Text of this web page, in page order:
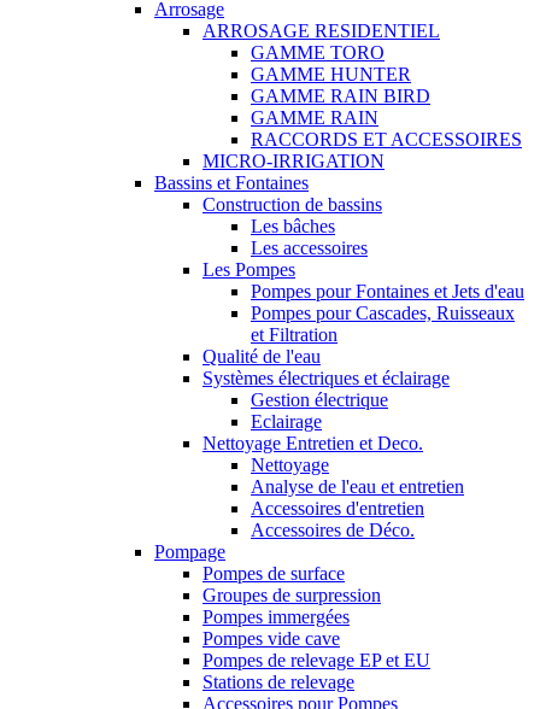
Arrosage
ARROSAGE RESIDENTIEL
GAMME TORO
GAMME HUNTER
GAMME RAIN BIRD
GAMME RAIN
RACCORDS ET ACCESSOIRES
MICRO-IRRIGATION
Bassins et Fontaines
Construction de bassins
Les bâches
Les accessoires
Les Pompes
Pompes pour Fontaines et Jets d'eau
Pompes pour Cascades, Ruisseaux
et Filtration
Qualité de l'eau
Systèmes électriques et éclairage
Gestion électrique
Eclairage
Nettoyage Entretien et Deco.
Nettoyage
Analyse de l'eau et entretien
Accessoires d'entretien
Accessoires de Déco.
Pompage
Pompes de surface
Groupes de surpression
Pompes immergées
Pompes vide cave
Pompes de relevage EP et EU
Stations de relevage
Accessoires pour Pompes